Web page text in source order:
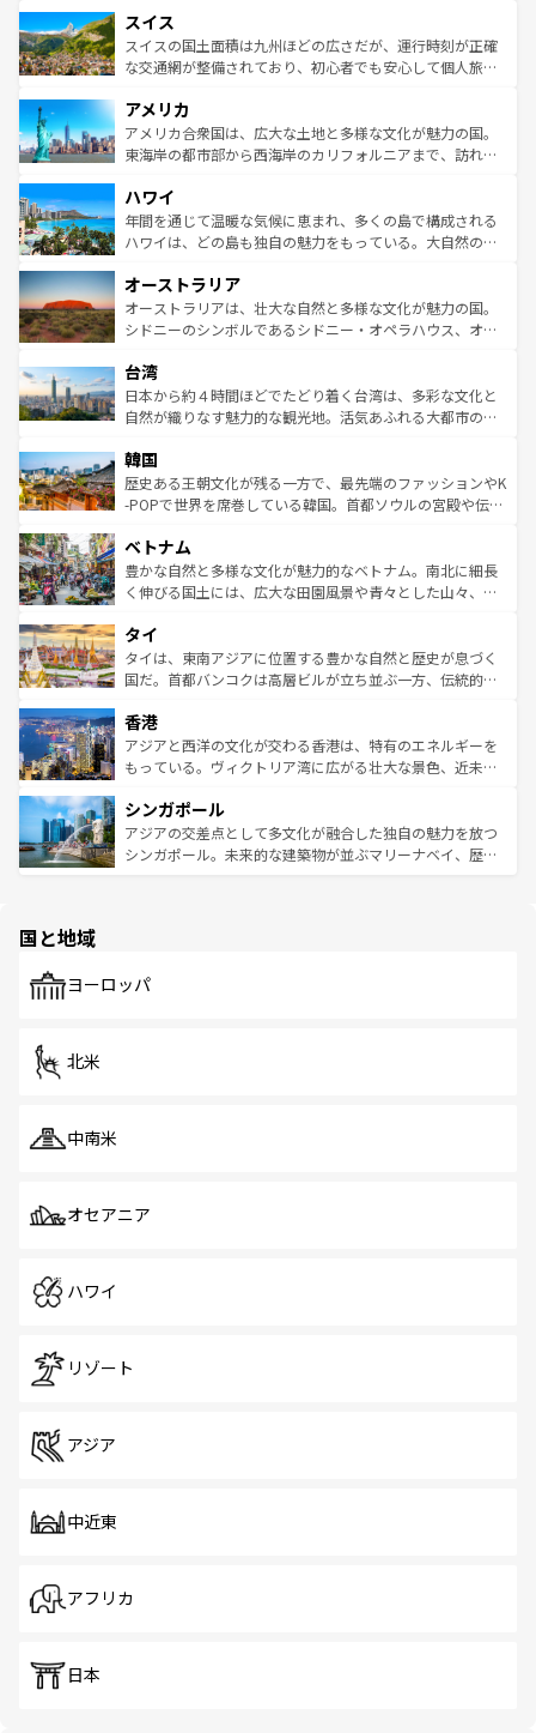
れる地方に足を運ぶとそれぞれで全く異なる文化を体験で
きるだろう。 なお、新着のフランス情報はコンテンツ一覧
を参照してほしい。
は、お酒好きな人にはぜひ体験してほしい。 なお、新着の
ドイツ情報はコンテンツ一覧を参照してほしい。
リアごとに異なる魅力がある。また、優雅なアフタヌーン
ティー、ビール好きにはたまらない英国パブ、サッカー観
戦など、本場だからこそできる体験も豊富。イギリスを旅
ンツ一覧を参照してほしい。
スイス
スイスの国土面積は九州ほどの広さだが、運行時刻が正確
な交通網が整備されており、初心者でも安心して個人旅行
の建物がそのまま残る町や、スイスならではのユニークな
博物館もあり、アルプス観光だけでなく町歩きも満喫する
ことができる。国民の所得が高いため物価も高いが、旅行
ば市内交通費無料で観光を楽しむこともできる。 なお、新
着のスイス情報はコンテンツ一覧 を参照してほしい。
アメリカ
アメリカ合衆国は、広大な土地と多様な文化が魅力の国。
東海岸の都市部から西海岸のカリフォルニアまで、訪れる
のような巨大都市は、観光、ショッピング、エンターテイ
ンメントが詰まった刺激的なスポットだ。一方、アメリカ
西部には大自然が広がり、グランドキャニオンやイエロー
部のニューオーリンズでは、音楽と美食が融合した独特の
文化が魅力。旅行者はアメリカの各地域で異なる魅力を楽
しみながら、その多様性と豊かな歴史を感じることができ
ならではの贅沢な旅のスタイルだ。 なお、新着のアメリカ
情報はコンテンツ一覧を参照してほしい。
ハワイ
年間を通じて温暖な気候に恵まれ、多くの島で構成される
ハワイは、どの島も独自の魅力をもっている。大自然の神
ワイ島は見逃せない。また、定番の観光地といえばオアフ
島だが、静かな自然を求めるならマウイ島やカウアイ島が
おすすめ。エメラルドグリーンに輝く海をはじめ、豊かな
れるおもてなしの心で訪れる人々を迎えてくれるハワイの
人々、おいしいローカルフードやハワイアンミュージッ
ク、伝統的なフラダンスなど、すべてがハワイの魅力を彩
ワイを、存分に味わってほしい。 なお、新着のハワイ情報
はコンテンツ一覧を参照してほしい。
オーストラリア
オーストラリアは、壮大な自然と多様な文化が魅力の国。
シドニーのシンボルであるシドニー・オペラハウス、オー
リアリーフや大陸中央部にそびえるウルル（エアーズロッ
ク）、タスマニアの美しい原生林やケアンズの熱帯雨林な
ど、見どころがたくさん。また、カフェやワイン、オージ
いる。アクティビティも充実しており、サーフィンやダイ
ビング、ハイキングなど、アウトドア好きにはたまらな
い。オーストラリアの多彩な魅力を存分に味わいつくそ
参照してほしい。
台湾
日本から約４時間ほどでたどり着く台湾は、多彩な文化と
自然が織りなす魅力的な観光地。活気あふれる大都市の台
ン）、静ひつな山岳地帯である台湾東部など、都市の喧騒
と山間の静けさが共存しており、訪れる人に新しい発見と
驚きをもたらしてくれる。また、奥深い台湾の食文化も魅
容にもいいと評判のスイーツなど、バラエティ豊かな料理
が味わえる。 なお、新着の台湾情報は コンテンツ一覧を参
照してほしい。
韓国
歴史ある王朝文化が残る一方で、最先端のファッションやK
-POPで世界を席巻している韓国。首都ソウルの宮殿や伝統
き、地方に足を延ばせば四季折々の自然美を楽しむことが
できる。そして、キムチや焼肉、絶品のストリートフード
まで、さまざまな韓国料理が待っている。夜には、韓国な
リティに包まれながら、韓国の多彩な魅力を心ゆくまで味
わってみてほしい。 なお、新着の韓国情報はコンテンツ一
覧を参照してほしい。
ベトナム
豊かな自然と多様な文化が魅力的なベトナム。南北に細長
く伸びる国土には、広大な田園風景や青々とした山々、世
急速な発展と共に伝統が息づく。ハノイの古い町並みやホ
ーチミン市のフランス統治時代の建物も、独特の雰囲気を
醸し出している。また、バラエティの豊かさとおいしさで
とつ。フォーやバインミー、ベトナムコーヒーなどは、ぜ
ひ現地で味わいたい。どの地域を訪れてもあたたかい人々
が旅行者を迎えてくれるので、きっと忘れられない旅にな
参照してほしい。
タイ
タイは、東南アジアに位置する豊かな自然と歴史が息づく
国だ。首都バンコクは高層ビルが立ち並ぶ一方、伝統的な
の活気が交差している。北部ではチェンマイなどの山岳地
帯で自然と触れ合い、南部ではプーケットやクラビの美し
いビーチでリゾート気分を楽しむことができる。タイ料理
激する。気候は一年中温暖で、どの季節にも異なる楽しみ
が待っている。親しみやすいタイの人々、仏教を中心とし
た文化、そして多様な観光資源が、訪れる旅人を魅了し続
香港
アジアと西洋の文化が交わる香港は、特有のエネルギーを
もっている。ヴィクトリア湾に広がる壮大な景色、近未来
み、どこを訪れても感動するはず。観光スポットが密集し
ており、効率よく見どころを回れるのも魅力。息をのむよ
うな絶景から文化的な体験まで、香港を存分に楽しみ尽く
シンガポール
アジアの交差点として多文化が融合した独自の魅力を放つ
シンガポール。未来的な建築物が並ぶマリーナベイ、歴史
で、ホーカーズは地元の風情を楽しめる外せないスポット
国と地域
ヨーロッパ
北米
中南米
オセアニア
ハワイ
リゾート
アジア
中近東
アフリカ
日本